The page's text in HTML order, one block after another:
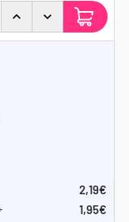
2,19€
1,95€